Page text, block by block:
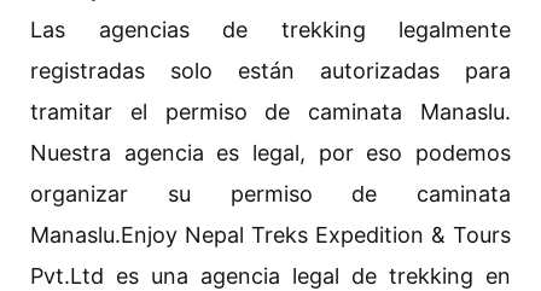
Las agencias de trekking legalmente
registradas solo están autorizadas para
tramitar el permiso de caminata Manaslu.
Nuestra agencia es legal, por eso podemos
organizar su permiso de caminata
Manaslu.Enjoy Nepal Treks Expedition & Tours
Pvt.Ltd es una agencia legal de trekking en